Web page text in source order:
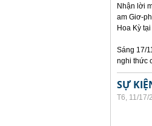
Nhận lời
am Giơ-
Hoa Kỳ
Sáng 17/
nghi thức
SỰ
T6, 11/17/